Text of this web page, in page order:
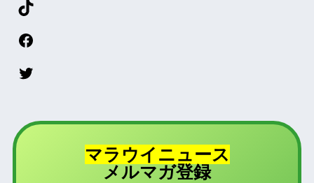
マラウイニュース
メルマガ登録